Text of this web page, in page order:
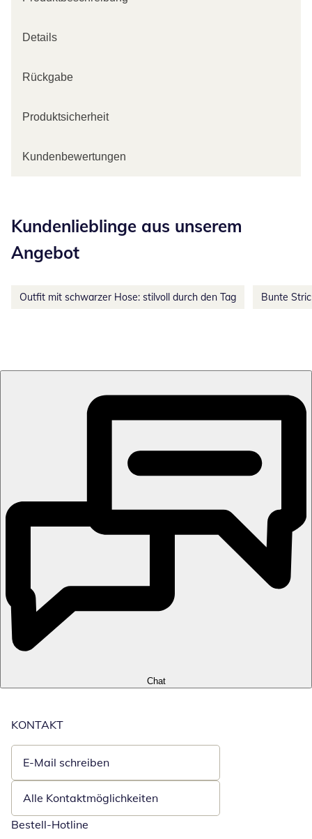
Details
Rückgabe
Produktsicherheit
Kundenbewertungen
Kundenlieblinge aus unserem
Angebot
Outfit mit schwarzer Hose: stilvoll durch den Tag Bunte
Chat
KONTAKT
E-Mail schreiben
Öffnet E-Mail-Client
Alle Kontaktmöglichkeiten
Bestell-Hotline